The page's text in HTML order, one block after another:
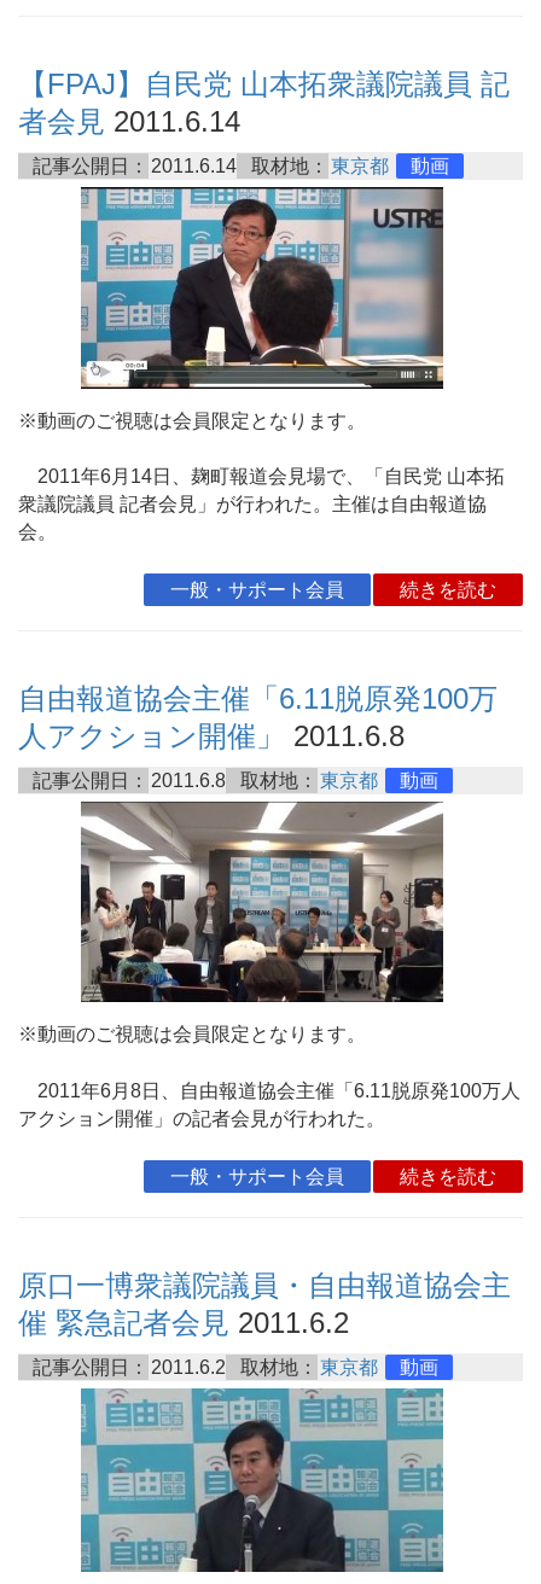
【FPAJ】自民党 山本拓衆議院議員 記
者会見 2011.6.14
記事公開日： 2011.6.14 取材地： 東京都 動画
※動画のご視聴は会員限定となります。
2011年6月14日、麹町報道会見場で、「自民党 山本拓
衆議院議員 記者会見」が行われた。主催は自由報道協
会。
一般・サポート会員 続きを読む
自由報道協会主催「6.11脱原発100万
人アクション開催」
2011.6.8
記事公開日： 2011.6.8 取材地： 東京都 動画
※動画のご視聴は会員限定となります。
2011年6月8日、自由報道協会主催「6.11脱原発100万人
アクション開催」の記者会見が行われた。
一般・サポート会員 続きを読む
原口一博衆議院議員・自由報道協会主
催 緊急記者会見 2011.6.2
記事公開日： 2011.6.2 取材地： 東京都 動画